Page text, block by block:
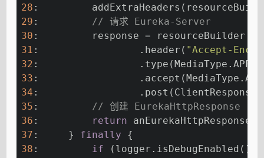
28 :
29 : // 请求 Eureka-Server
30 :         response = resourceBuilder
31 :                 .header( "Accept-
32 :
33 :
34 :
35 : // 创建 EurekaHttpResponse
36 : return
37 :     } finally {
38 : if (logger.isDebugEnabled())